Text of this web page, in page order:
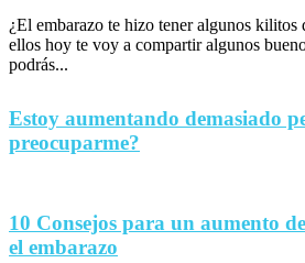
¿El embarazo te hizo tener algunos kilitos
ellos hoy te voy a compartir algunos
podrás...
Estoy aumentando demasiado
preocuparme?
10 Consejos para un aumento
el embarazo